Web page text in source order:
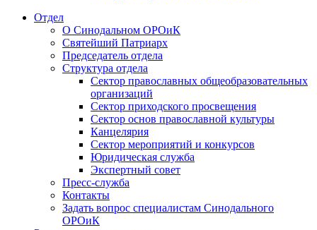
Отдел
О Синодальном ОРОиК
Святейший Патриарх
Председатель отдела
Структура отдела
Сектор православных общеобразовательных
организаций
Сектор приходского просвещения
Сектор основ православной культуры
Канцелярия
Сектор мероприятий и конкурсов
Юридическая служба
Экспертный совет
Пресс-служба
Контакты
Задать вопрос специалистам Синодального
ОРОиК